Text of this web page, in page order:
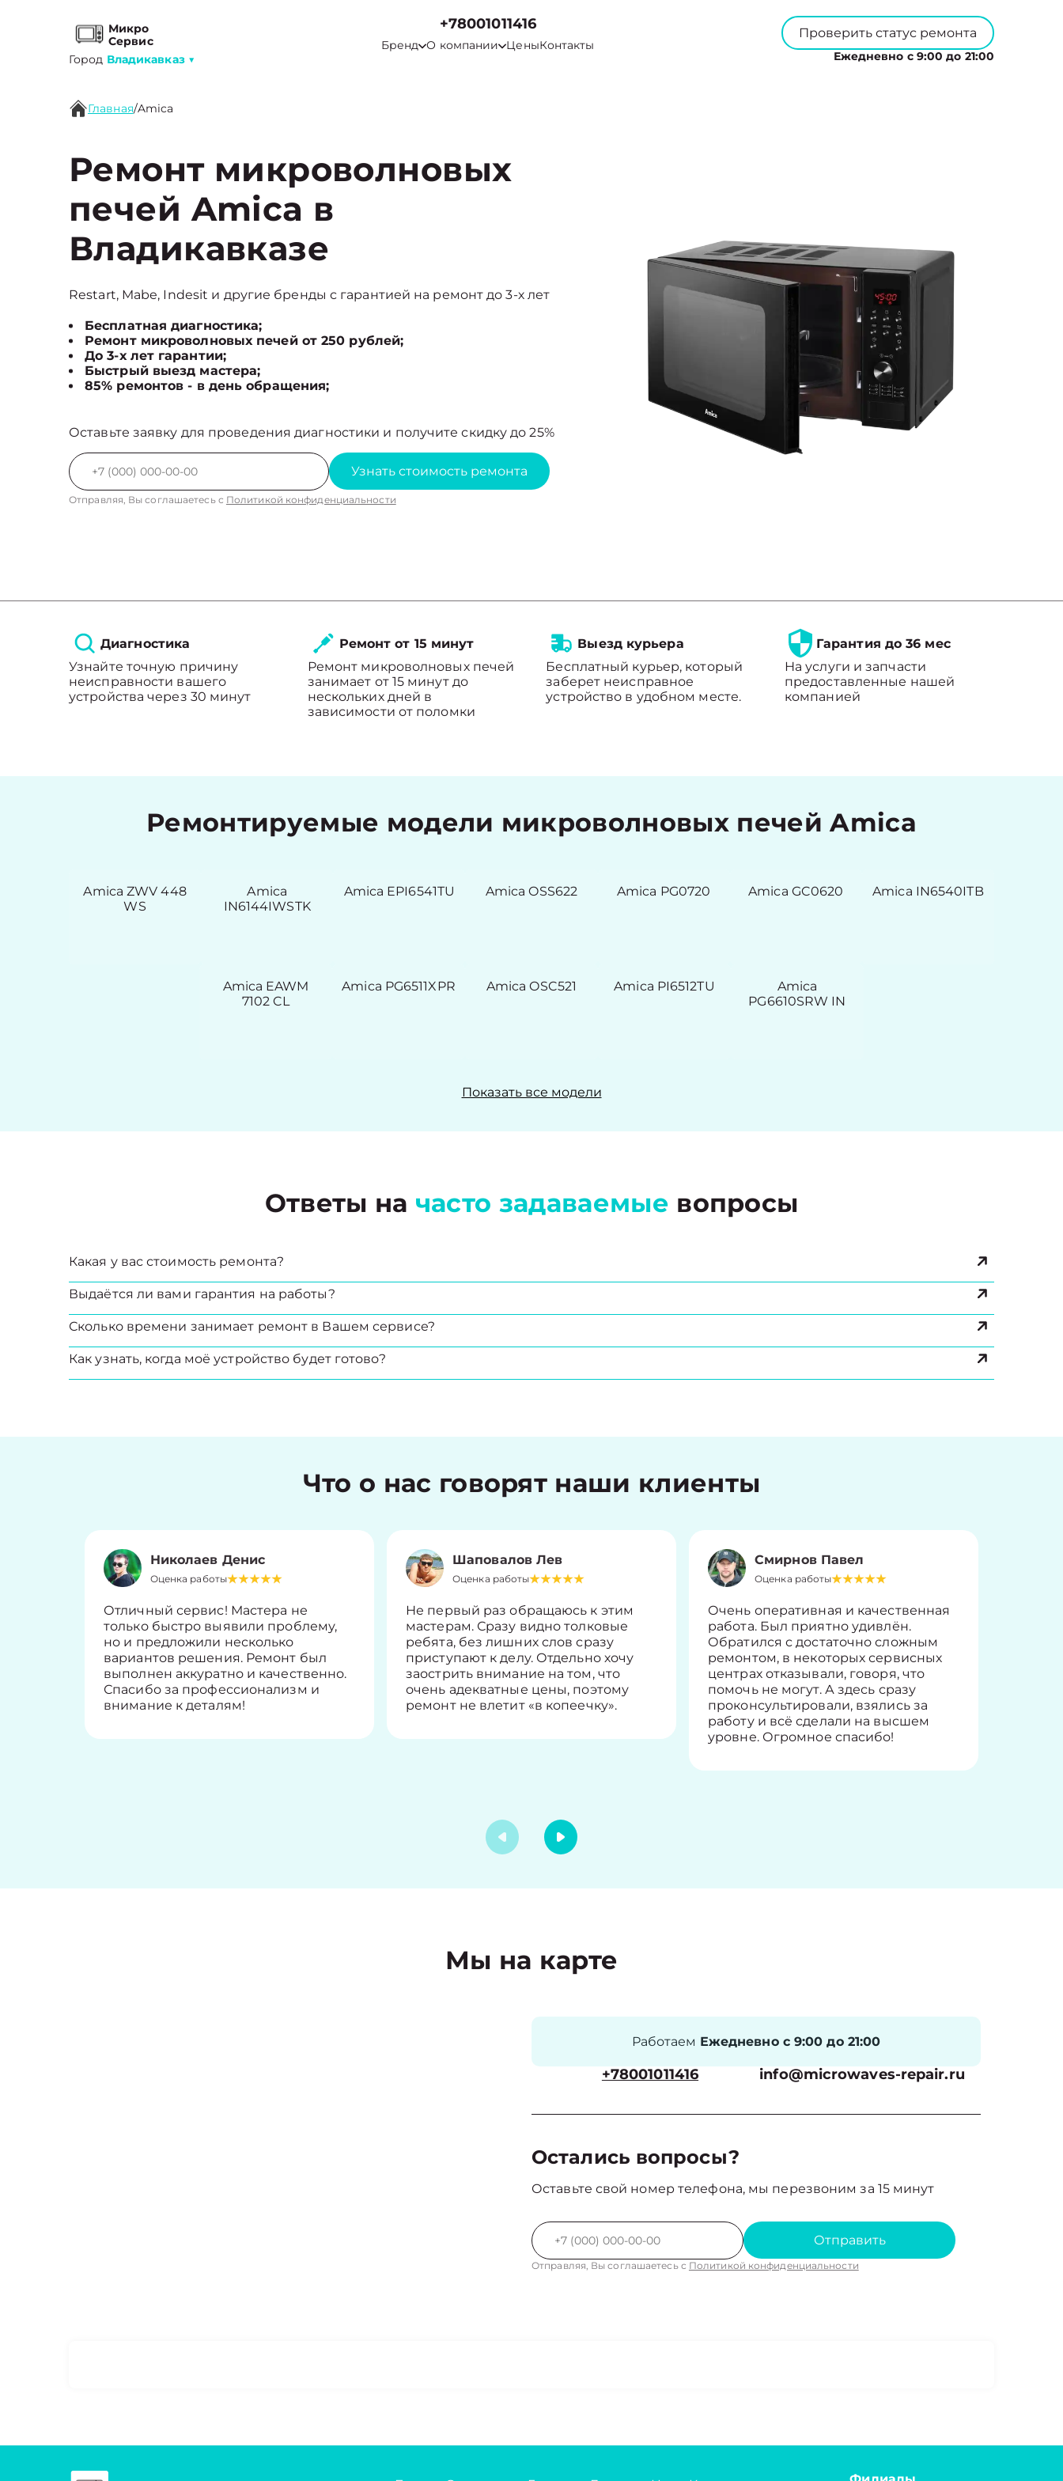
Микро
Сервис
Город Владикавказ ▼
+78001011416
Бренд О компании ЦеныКонтакты
Проверить статус ремонта
Ежедневно с 9:00 до 21:00
Главная/Amica
Ремонт микроволновых
печей Amica в
Владикавказе
Restart, Mabe, Indesit и другие бренды с гарантией на ремонт до 3-х лет
Бесплатная диагностика;
Ремонт микроволновых печей от 250 рублей;
До 3-х лет гарантии;
Быстрый выезд мастера;
85% ремонтов - в день обращения;
Оставьте заявку для проведения диагностики и получите скидку до 25%
Узнать стоимость ремонта
Отправляя, Вы соглашаетесь с Политикой конфиденциальности
Диагностика
Узнайте точную причину
неисправности вашего
устройства через 30 минут
Ремонт от 15 минут
Ремонт микроволновых печей
занимает от 15 минут до
нескольких дней в
зависимости от поломки
Выезд курьера
Бесплатный курьер, который
заберет неисправное
устройство в удобном месте.
Гарантия до 36 мес
На услуги и запчасти
предоставленные нашей
компанией
Ремонтируемые модели микроволновых печей Amica
Amica ZWV 448
WS
Amica
IN6144IWSTK
Amica EPI6541TU Amica OSS622 Amica PG0720 Amica GC0620 Amica IN6540ITB
Amica EAWM
7102 CL
Amica PG6511XPR Amica OSC521 Amica PI6512TU
Amica
PG6610SRW IN
Показать все модели
Ответы на часто задаваемые вопросы
Какая у вас стоимость ремонта?
Выдаётся ли вами гарантия на работы?
Сколько времени занимает ремонт в Вашем сервисе?
Как узнать, когда моё устройство будет готово?
Что о нас говорят наши клиенты
Николаев Денис
Оценка работы
Отличный сервис! Мастера не
только быстро выявили проблему,
но и предложили несколько
вариантов решения. Ремонт был
выполнен аккуратно и качественно.
Спасибо за профессионализм и
внимание к деталям!
Шаповалов Лев
Оценка работы
Не первый раз обращаюсь к этим
мастерам. Сразу видно толковые
ребята, без лишних слов сразу
приступают к делу. Отдельно хочу
заострить внимание на том, что
очень адекватные цены, поэтому
ремонт не влетит «в копеечку».
Смирнов Павел
Оценка работы
Очень оперативная и качественная
работа. Был приятно удивлён.
Обратился с достаточно сложным
ремонтом, в некоторых сервисных
центрах отказывали, говоря, что
помочь не могут. А здесь сразу
проконсультировали, взялись за
работу и всё сделали на высшем
уровне. Огромное спасибо!
Мы на карте
Работаем Ежедневно с 9:00 до 21:00
+78001011416 info@microwaves-repair.ru
Остались вопросы?
Оставьте свой номер телефона, мы перезвоним за 15 минут
Отправить
Отправляя, Вы соглашаетесь с Политикой конфиденциальности